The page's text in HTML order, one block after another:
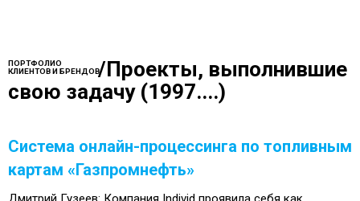
ПОРТФОЛИО
КЛИЕНТОВ И БРЕНДОВ/Проекты, выполнившие
свою задачу (1997....)
Система онлайн-процессинга по топливным
картам «Газпромнефть»